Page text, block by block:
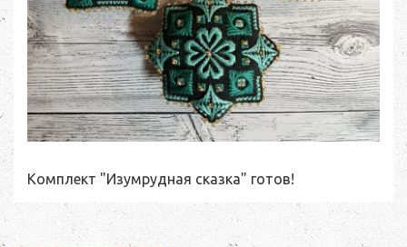
Комплект "Изумрудная сказка" готов!